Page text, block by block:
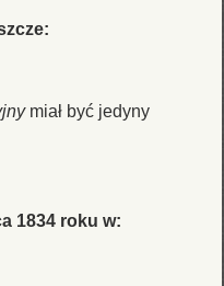
miał być jedyny
1834 roku w: